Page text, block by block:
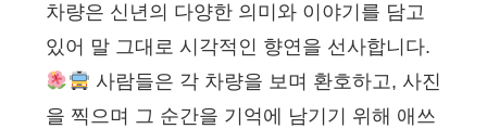
차량은 신년의 다양한 의미와 이야기를 담고
있어 말 그대로 시각적인 향연을 선사합니다.
사람들은 각 차량을 보며 환호하고, 사진
을 찍으며 그 순간을 기억에 남기기 위해 애쓰